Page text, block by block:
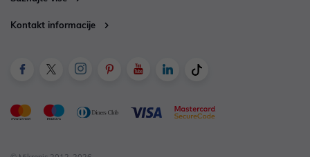
Kontakt informacije